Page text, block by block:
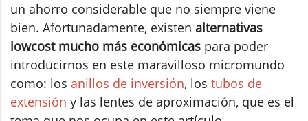
un ahorro considerable que no siempre viene
bien. Afortunadamente, existen alternativas
lowcost mucho más económicas para poder
introducirnos en este maravilloso micromundo
como: los anillos de inversión, los tubos de
extensión y las lentes de aproximación, que es el